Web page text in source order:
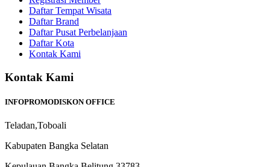
Daftar Tempat Wisata
Daftar Brand
Daftar Pusat Perbelanjaan
Daftar Kota
Kontak Kami
Kontak Kami
INFOPROMODISKON OFFICE
Teladan,Toboali
Kabupaten Bangka Selatan